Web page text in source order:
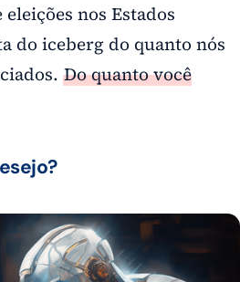
nos Estados
do iceberg do quanto nós
Do quanto você